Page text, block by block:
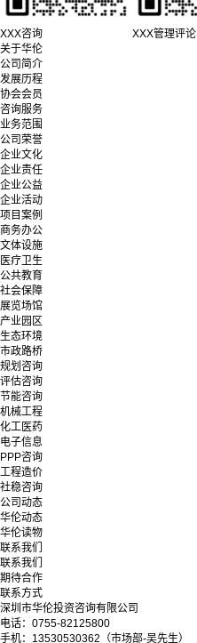
XXX咨询 XXX管理评论
关于华伦
公司简介
发展历程
协会会员
咨询服务
业务范围
公司荣誉
企业文化
企业责任
企业公益
企业活动
项目案例
商务办公
文体设施
医疗卫生
公共教育
社会保障
展览场馆
产业园区
生态环境
市政路桥
规划咨询
评估咨询
节能咨询
机械工程
化工医药
电子信息
PPP咨询
工程造价
社稳咨询
公司动态
华伦动态
华伦读物
联系我们
联系我们
期待合作
联系方式
深圳市华伦投资咨询有限公司
电话：0755-82125800
手机：13530530362（市场部-吴先生）